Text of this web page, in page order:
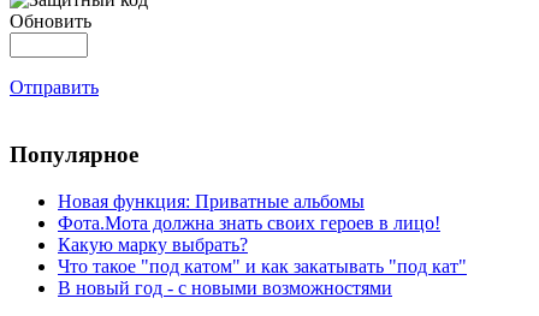
Обновить
Отправить
Популярное
Новая функция: Приватные альбомы
Фота.Мота должна знать своих героев в лицо!
Какую марку выбрать?
Что такое "под катом" и как закатывать "под кат"
В новый год - с новыми возможностями